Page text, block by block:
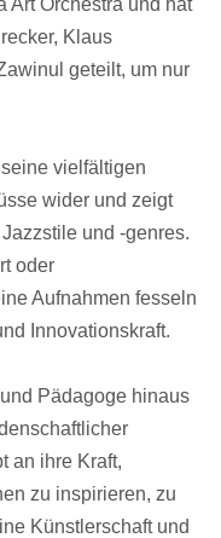
Art Orchestra und hat
Klaus
geteilt, um nur
vielfältigen
wider und zeigt
und -genres.
oder
Aufnahmen fesseln
Innovationskraft.
Pädagoge hinaus
an ihre Kraft,
zu inspirieren, zu
Künstlerschaft und